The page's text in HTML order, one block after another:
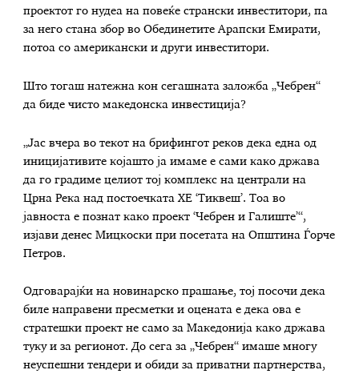
проектот го нудеа на повеќе странски инвеститори, па
за него стана збор во Обединетите Арапски Емирати,
потоа со американски и други инвеститори.
Што тогаш натежна кон сегашната заложба „Чебрен“
да биде чисто македонска инвестиција?
„Јас вчера во текот на брифингот реков дека една од
иницијативите којашто ја имаме е сами како држава
да го градиме целиот тој комплекс на централи на
Црна Река над постоечката ХЕ ‘Тиквеш’. Тоа во
јавноста е познат како проект ‘Чебрен и Галиште’“,
изјави денес Мицкоски при посетата на Општина Ѓорче
Петров.
Одговарајќи на новинарско прашање, тој посочи дека
биле направени пресметки и оцената е дека ова е
стратешки проект не само за Македонија како држава
туку и за регионот. До сега за „Чебрен“ имаше многу
неуспешни тендери и обиди за приватни партнерства,